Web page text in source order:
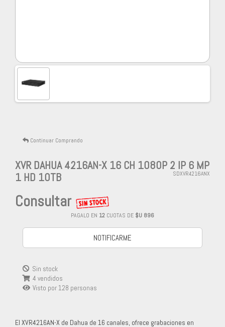
Continuar Comprando
XVR DAHUA 4216AN-X 16 CH 1080P 2 IP 6 MP
1 HD 10TB
SDXVR4216ANX
Consultar
PAGALO EN 12 CUOTAS DE $U 896
NOTIFICARME
Sin stock
4 vendidos
Visto por 128 personas
El XVR4216AN-X de Dahua de 16 canales, ofrece grabaciones en